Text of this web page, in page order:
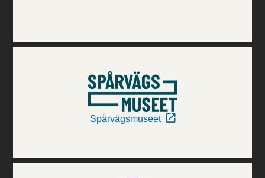
Spårvägsmuseet